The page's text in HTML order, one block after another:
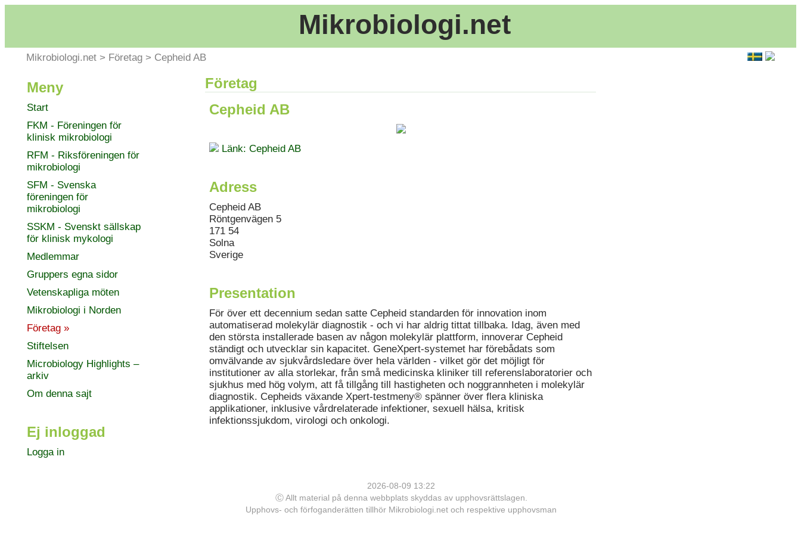
Mikrobiologi.net
Mikrobiologi.net > Företag > Cepheid AB
Meny
Start
FKM - Föreningen för
klinisk mikrobiologi
RFM - Riksföreningen för
mikrobiologi
SFM - Svenska
föreningen för
mikrobiologi
SSKM - Svenskt sällskap
för klinisk mykologi
Medlemmar
Gruppers egna sidor
Vetenskapliga möten
Mikrobiologi i Norden
Företag »
Stiftelsen
Microbiology Highlights –
arkiv
Om denna sajt
Ej inloggad
Logga in
Företag
Cepheid AB
Länk: Cepheid AB
Adress
Cepheid AB
Röntgenvägen 5
171 54
Solna
Sverige
Presentation
För över ett decennium sedan satte Cepheid standarden för innovation inom
automatiserad molekylär diagnostik - och vi har aldrig tittat tillbaka. Idag, även med
den största installerade basen av någon molekylär plattform, innoverar Cepheid
ständigt och utvecklar sin kapacitet. GeneXpert-systemet har förebådats som
omvälvande av sjukvårdsledare över hela världen - vilket gör det möjligt för
institutioner av alla storlekar, från små medicinska kliniker till referenslaboratorier och
sjukhus med hög volym, att få tillgång till hastigheten och noggrannheten i molekylär
diagnostik. Cepheids växande Xpert-testmeny® spänner över flera kliniska
applikationer, inklusive vårdrelaterade infektioner, sexuell hälsa, kritisk
infektionssjukdom, virologi och onkologi.
2026-08-09 13:22
Ⓒ Allt material på denna webbplats skyddas av upphovsrättslagen.
Upphovs- och förfoganderätten tillhör Mikrobiologi.net och respektive upphovsman